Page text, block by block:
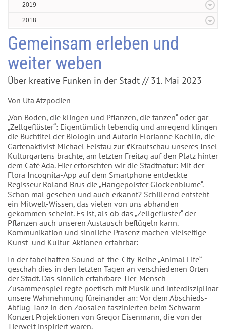
2019
2018
Gemeinsam erleben und
weiter weben
Über kreative Funken in der Stadt // 31. Mai 2023
Von Uta Atzpodien
„Von Böden, die klingen und Pflanzen, die tanzen“ oder gar
„Zellgeflüster“: Eigentümlich lebendig und anregend klingen
die Buchtitel der Biologin und Autorin Florianne Köchlin, die
Gartenaktivist Michael Felstau zur #Krautschau unseres Insel
Kulturgartens brachte, am letzten Freitag auf den Platz hinter
dem Café Ada. Hier erforschten wir die Stadtnatur: Mit der
Flora Incognita-App auf dem Smartphone entdeckte
Regisseur Roland Brus die „Hängepolster Glockenblume“.
Schon mal gesehen und auch erkannt? Schillernd entsteht
ein Mitwelt-Wissen, das vielen von uns abhanden
gekommen scheint. Es ist, als ob das „Zellgeflüster“ der
Pflanzen auch unseren Austausch beflügeln kann.
Kommunikation und sinnliche Präsenz machen vielseitige
Kunst- und Kultur-Aktionen erfahrbar:
In der fabelhaften Sound-of-the-City-Reihe „Animal Life“
geschah dies in den letzten Tagen an verschiedenen Orten
der Stadt. Das sinnlich erfahrbare Tier-Mensch-
Zusammenspiel regte poetisch mit Musik und interdisziplinär
unsere Wahrnehmung füreinander an: Vor dem Abschieds-
Abflug-Tanz in den Zoosälen faszinierten beim Schwarm-
Konzert Projektionen von Gregor Eisenmann, die von der
Tierwelt inspiriert waren.